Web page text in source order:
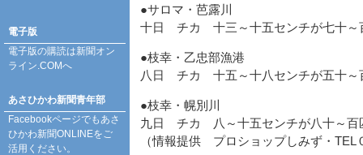
●サロマ・芭露川
十日 チカ 十三～十五センチが七十～
●枝幸・乙忠部漁港
八日 チカ 十五～十八センチが五十～
●枝幸・幌別川
九日 チカ 八～十五センチが八十～百
（情報提供 プロショップしみず・
電子版
電子版の購読は新聞オン
ライン.COMへ
あさひかわ新聞青年部
Facebookページでもあさ
ひかわ新聞ONLINEをご
活用ください。